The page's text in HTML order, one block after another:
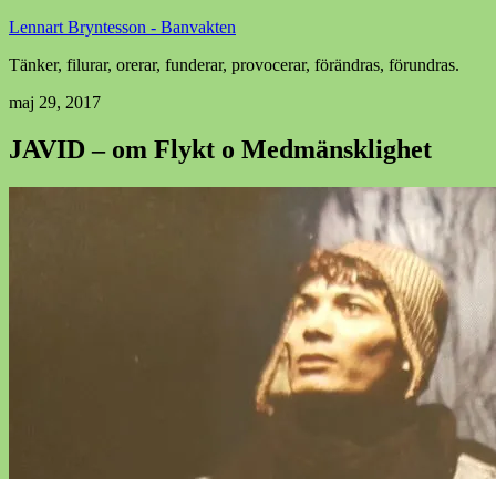
Lennart Bryntesson - Banvakten
Tänker, filurar, orerar, funderar, provocerar, förändras, förundras.
maj 29, 2017
JAVID – om Flykt o Medmänsklighet